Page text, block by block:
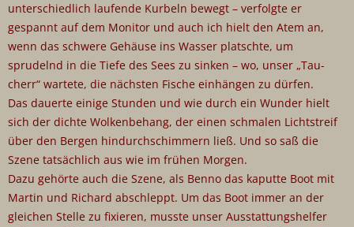
unterschiedlich laufende Kurbeln bewegt – verfolgte er
gespannt auf dem Monitor und auch ich hielt den Atem an,
wenn das schwere Gehäuse ins Wasser platschte, um
sprudelnd in die Tiefe des Sees zu sinken – wo, unser „Tau-
cherr“ wartete, die nächsten Fische einhängen zu dürfen.
Das dauerte einige Stunden und wie durch ein Wunder hielt
sich der dichte Wolkenbehang, der einen schmalen Lichtstreif
über den Bergen hindurchschimmern ließ. Und so saß die
Szene tatsächlich aus wie im frühen Morgen.
Dazu gehörte auch die Szene, als Benno das kaputte Boot mit
Martin und Richard abschleppt. Um das Boot immer an der
gleichen Stelle zu fixieren, musste unser Ausstattungshelfer